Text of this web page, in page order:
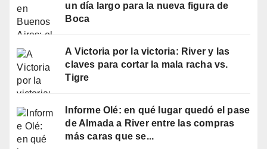
un día largo para la nueva figura de
Boca
A Victoria por la victoria: River y las
claves para cortar la mala racha vs.
Tigre
Informe Olé: en qué lugar quedó el pase
de Almada a River entre las compras
más caras que se...